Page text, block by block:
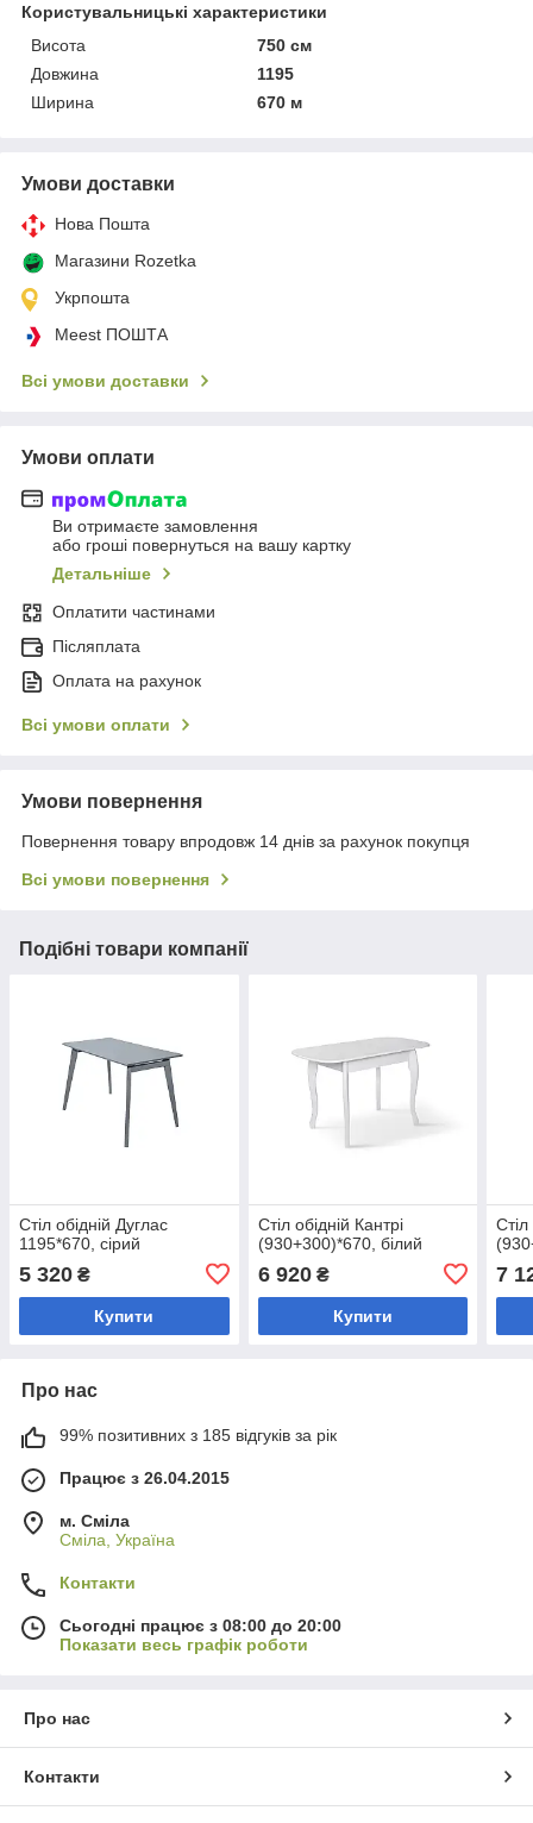
Користувальницькі характеристики
Висота
750 см
Довжина
1195
Ширина
670 м
Умови доставки
Нова Пошта
Магазини Rozetka
Укрпошта
Meest ПОШТА
Всі умови доставки
Умови оплати
Ви отримаєте замовлення
або гроші повернуться на вашу картку
Детальніше
Оплатити частинами
Післяплата
Оплата на рахунок
Всі умови оплати
Умови повернення
Повернення товару впродовж 14 днів за рахунок покупця
Всі умови повернення
Подібні товари компанії
Стіл обідній Дуглас
1195*670, сірий
5 320 ₴
Купити
Стіл обідній Кантрі
(930+300)*670, білий
6 920₴
Купити
Стіл
7
Про нас
99% позитивних з 185 відгуків за рік
Працює з 26.04.2015
м. Сміла
Сміла, Україна
Контакти
Сьогодні працює з 08:00 до 20:00
Показати весь графік роботи
Про нас
Контакти